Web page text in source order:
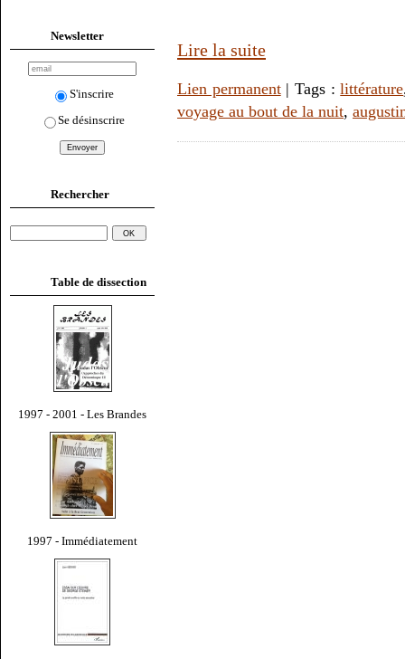
Newsletter
S'inscrire
Se désinscrire
Rechercher
Table de dissection
1997 - 2001 - Les Brandes
1997 - Immédiatement
Lire la suite
Lien permanent| Tags :littérature
voyage au bout de la nuit,